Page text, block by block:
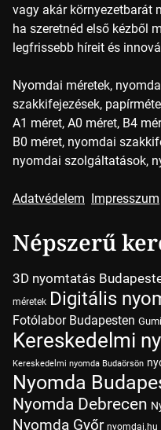
vagy akár környezetbarát
ha szeretnéd első kézből
legfrissebb híreit és
Nyomdai méretek,
szakkifejezések,
A1 méret, A0 méret, B4
B0 méret, nyomdai
nyomdai szolgáltatások,
Adatvédelem Impresszum
Népszerű
3D nyomtatás
méretek Digitális
Fotólabor Budapesten
Kereskedelmi
Kereskedelmi nyomda Budaörsön
Nyomda
Nyomda Debrecen
Nyomda Győr nyomdai.hu